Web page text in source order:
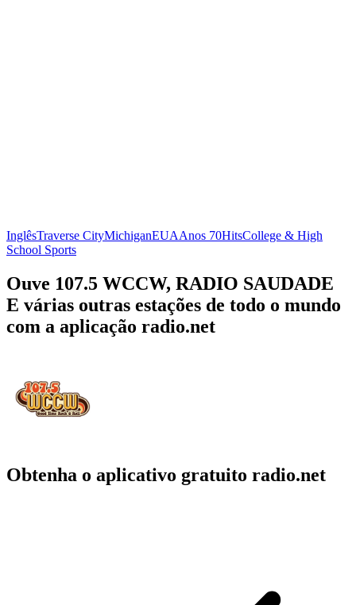
InglêsTraverse CityMichiganEUAAnos 70HitsCollege & High
School Sports
Ouve 107.5 WCCW, RADIO SAUDADE
E várias outras estações de todo o mundo
com a aplicação radio.net
Obtenha o aplicativo gratuito radio.net